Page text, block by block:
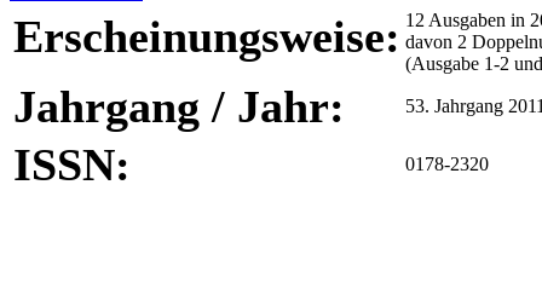
Erscheinungsweise: 12 Ausgaben in
davon 2
(Ausgabe 1-2
Jahrgang / Jahr: 53. Jahrgang
ISSN: 0178-2320